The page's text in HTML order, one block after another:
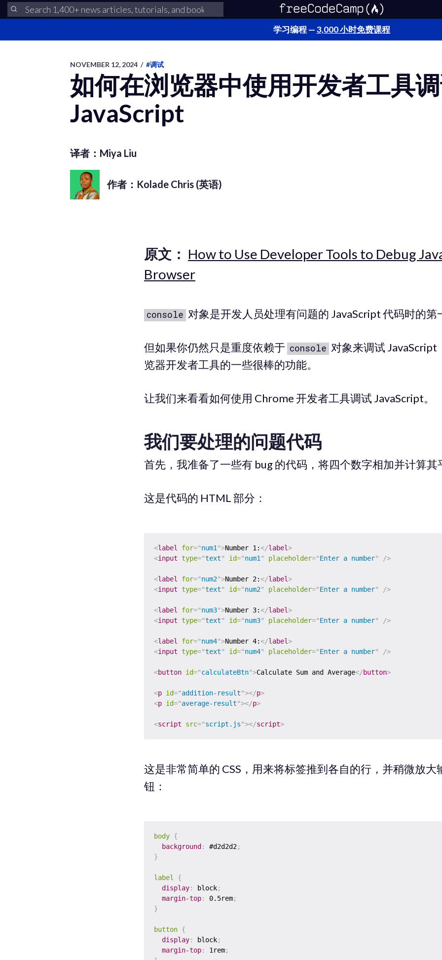
学习编程 —3,000 小时免费课程
NOVEMBER 12, 2024 / #调试
如何在浏览器中使用开发者工具
JavaScript
译者：Miya Liu
作者：Kolade Chris (英语)
原文： How to Use Developer Tools to Debug
Browser
console 对象是开发人员处理有问题的 JavaScript 代码时的第
但如果你仍然只是重度依赖于 console 对象来调试
览器开发者工具的一些很棒的功能。
让我们来看看如何使用 Chrome 开发者工具调试 JavaScript。
我们要处理的问题代码
首先，我准备了一些有 bug 的代码，将四个数字相加并计算其
这是代码的 HTML 部分：
<label for="num1 ">Number 1:</label>
<input type="text" id="num1 " placeholder="Enter a number" />
<label for="num2">Number 2:</label>
<input type="text" id="num2" placeholder="Enter a number" />
<label for="num3">Number 3:</label>
<input type="text" id="num3" placeholder="Enter a number" />
<label for="num4">Number 4:</label>
<input type="text" id="num4" placeholder="Enter a number" />
<button id="calculateBtn">Calculate Sum and Average</button>
<p id="addition-result"></p>
<p id="average-result"></p>
<script src="script.js"></script>
这是非常简单的 CSS，用来将标签推到各自的行，并稍微放大
钮：
body {
background : #d2d2d2;
}
label
{
display: block;
margin-top: 0.5rem;
}
button {
display: block;
margin-top: 1rem;